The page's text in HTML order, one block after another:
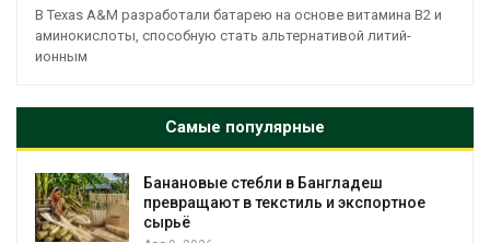
В Texas A&M разработали батарею на основе витамина В2 и
аминокислоты, способную стать альтернативой литий-
ионным
Самые популярные
Банановые стебли в Бангладеш
превращают в текстиль и экспортное
сырьё